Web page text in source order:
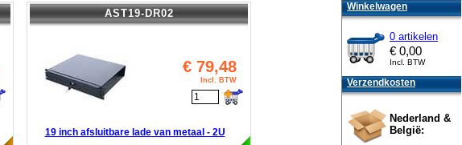
AST19-DR02
€ 79,48
Incl. BTW
19 inch afsluitbare lade van metaal - 2U
Winkelwagen
0 artikelen
€ 0,00
Incl. BTW
Verzendkosten
Nederland &
België: